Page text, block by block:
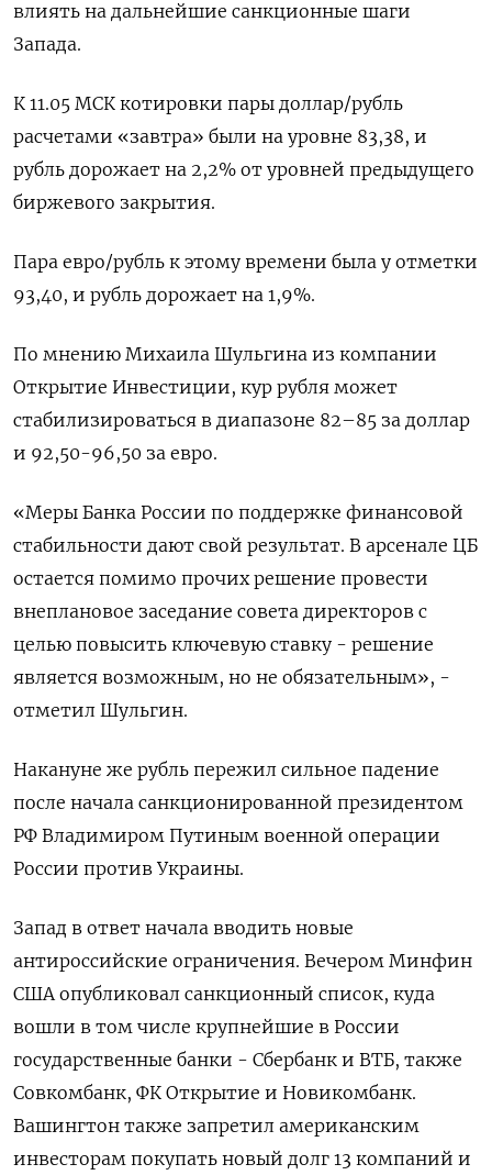
влиять на дальнейшие санкционные шаги
Запада.
К 11.05 МСК котировки пары доллар/рубль
расчетами «завтра» были на уровне 83,38, и
рубль дорожает на 2,2% от уровней предыдущего
биржевого закрытия.
Пара евро/рубль к этому времени была у отметки
93,40, и рубль дорожает на 1,9%.
По мнению Михаила Шульгина из компании
Открытие Инвестиции, кур рубля может
стабилизироваться в диапазоне 82–85 за доллар
и 92,50-96,50 за евро.
«Меры Банка России по поддержке финансовой
стабильности дают свой результат. В арсенале ЦБ
остается помимо прочих решение провести
внеплановое заседание совета директоров с
целью повысить ключевую ставку - решение
является возможным, но не обязательным», -
отметил Шульгин.
Накануне же рубль пережил сильное падение
после начала санкционированной президентом
РФ Владимиром Путиным военной операции
России против Украины.
Запад в ответ начала вводить новые
антироссийские ограничения. Вечером Минфин
США опубликовал санкционный список, куда
вошли в том числе крупнейшие в России
государственные банки - Сбербанк и ВТБ, также
Совкомбанк, ФК Открытие и Новикомбанк.
Вашингтон также запретил американским
инвесторам покупать новый долг 13 компаний и